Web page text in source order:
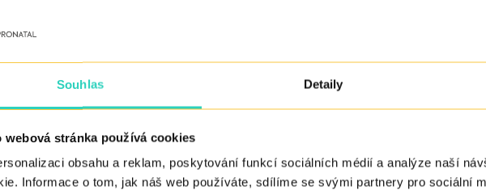
Souhlas Detaily
webová stránka používá cookies
obsahu a reklam, poskytování funkcí sociálních médií a analýze naší
Informace o tom, jak náš web používáte, sdílíme se svými partnery pro sociální